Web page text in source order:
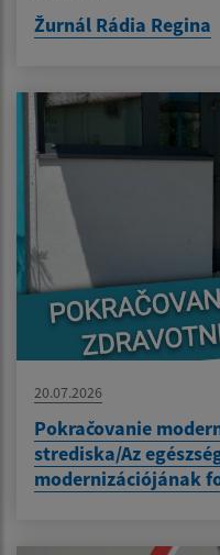
Žurnál Rádia Regina
20.07.2026
Pokračovanie
strediska/Az
modernizációjának